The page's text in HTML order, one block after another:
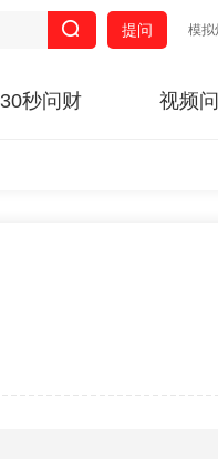
模拟
提问
30秒问财 视频